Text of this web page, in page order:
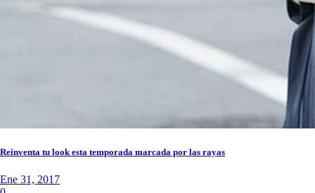
Reinventa tu look esta temporada marcada por las rayas
Ene 31, 2017